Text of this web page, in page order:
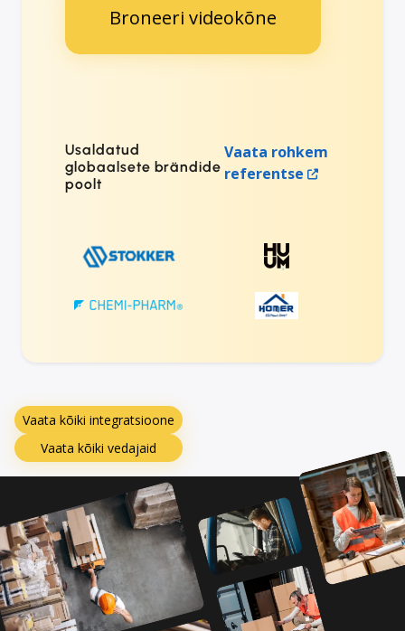
Broneeri videokõne
Usaldatud
globaalsete brändide
poolt
Vaata rohkem
referentse
Vaata kõiki integratsioone
Vaata kõiki vedajaid